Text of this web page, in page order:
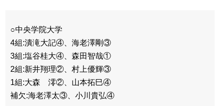
○中央学院大学
4組:潰滝大記④、海老澤剛③
3組:塩谷桂大④、森田智哉①
2組:新井翔理②、村上優輝③
1組:大森 澪②、山本拓巳④
補欠:海老澤太③、小川貴弘④